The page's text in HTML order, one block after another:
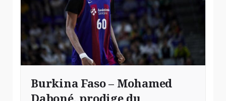
Burkina Faso – Mohamed
Daboné, prodige du